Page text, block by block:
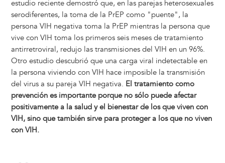
estudio reciente demostró que, en las parejas heterosexuales
serodiferentes, la toma de la PrEP como "puente", la
persona VIH negativa toma la PrEP mientras la persona que
vive con VIH toma los primeros seis meses de tratamiento
antirretroviral, redujo las transmisiones del VIH en un 96%.
Otro estudio descubrió que una carga viral indetectable en
la persona viviendo con VIH hace imposible la transmisión
del virus a su pareja VIH negativa. El tratamiento como
prevención es importante porque no sólo puede afectar
positivamente a la salud y el bienestar de los que viven con
VIH, sino que también sirve para proteger a los que no viven
con VIH.